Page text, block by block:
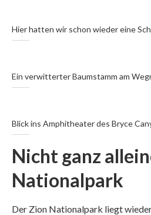
Hier hatten wir schon wieder eine
Ein verwitterter Baumstamm am
Blick ins Amphitheater des Bryce
Nicht ganz
Nationalpark
Der Zion Nationalpark liegt